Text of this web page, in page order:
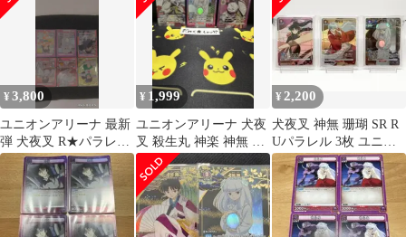
¥3,800
ユニオンアリーナ 最新
弾 犬夜叉 R★パラレル
日暮かごめ SR5枚犬夜
叉他
¥ 1,999
ユニオンアリーナ 犬夜
叉 殺生丸 神楽 神無 3
枚セット SR
¥ 2,200
犬夜叉 神無 珊瑚 SR R
Uパラレル 3枚 ユニオ
ンアリーナ ユニアリ